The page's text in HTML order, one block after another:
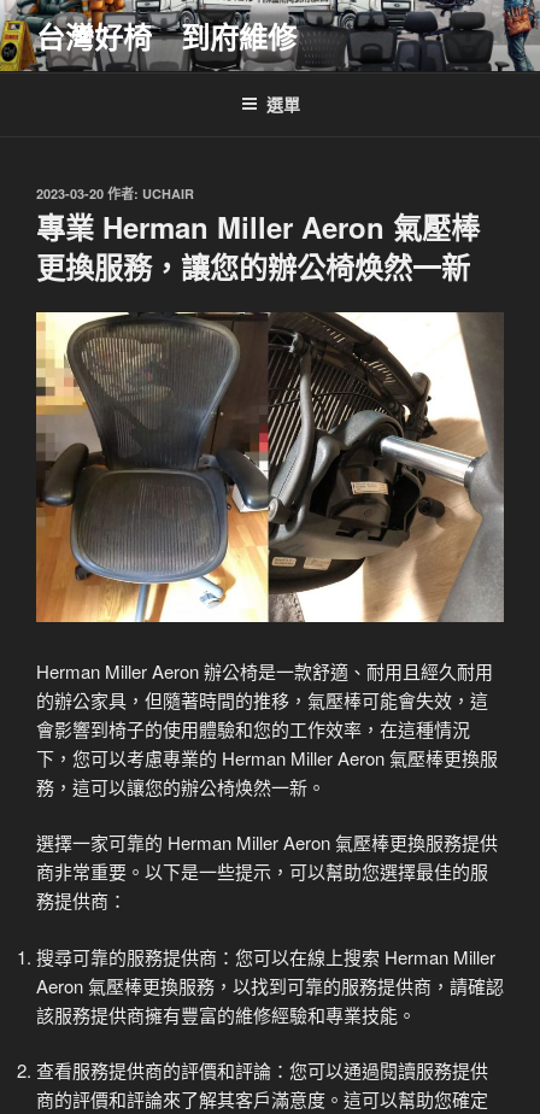
跳
至
主
台灣好椅 到府維修
選單
發
佈
於
2023-03-20 作者: UCHAIR
專業 Herman Miller Aeron 氣壓棒
更換服務，讓您的辦公椅焕然一新
Herman Miller Aeron 辦公椅是一款舒適、耐用且經久耐用
的辦公家具，但隨著時間的推移，氣壓棒可能會失效，這
會影響到椅子的使用體驗和您的工作效率，在這種情況
下，您可以考慮專業的 Herman Miller Aeron 氣壓棒更換服
務，這可以讓您的辦公椅焕然一新。
選擇一家可靠的 Herman Miller Aeron 氣壓棒更換服務提供
商非常重要。以下是一些提示，可以幫助您選擇最佳的服
務提供商：
搜尋可靠的服務提供商：您可以在線上搜索 Herman Miller
Aeron 氣壓棒更換服務，以找到可靠的服務提供商，請確認
該服務提供商擁有豐富的維修經驗和專業技能。
查看服務提供商的評價和評論：您可以通過閱讀服務提供
商的評價和評論來了解其客戶滿意度。這可以幫助您確定